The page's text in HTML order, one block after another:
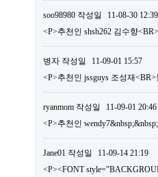
soo98980 작성일
11-08-30 12:39
<P>추천인 shsh262 김수향
병자 작성일
11-09-01 15:57
<P>추천인 jssguys 조성재
ryanmom 작성일
11-09-01 20:46
<P>추천인
Jane01 작성일
11-09-14 21:19
<P><FONT